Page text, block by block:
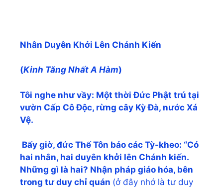
Nhân Duyên Khởi Lên Chánh Kiến
(Kinh Tăng Nhất A Hàm)
Tôi nghe như vầy: Một thời Đức Phật trú tại
vườn Cấp Cô Độc, rừng cây Kỳ Đà, nước Xá
Vệ.
Bấy giờ, đức Thế Tôn bảo các Tỳ-kheo: “Có
hai nhân, hai duyên khởi lên Chánh kiến.
Những gì là hai? Nhận pháp giáo hóa, bên
trong tư duy chỉ quán (ở đây nhớ là tư duy